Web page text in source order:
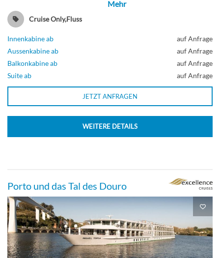
Mehr
Cruise Only,Fluss
Innenkabine ab
auf Anfrage
Aussenkabine ab
auf Anfrage
Balkonkabine ab
auf Anfrage
Suite ab
auf Anfrage
JETZT ANFRAGEN
WEITERE DETAILS
Porto und das Tal des Douro